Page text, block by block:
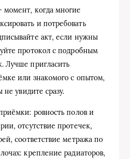
когда многие
и потребовать
акт, если нужны
протокол с подробным
Лучше пригласить
или знакомого с опытом,
не увидите сразу.
ровность полов и
отсутствие протечек,
соответствие метража по
крепление радиаторов,